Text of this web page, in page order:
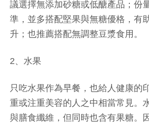
議選擇無添加砂糖或低醣產品；份
準，並多搭配堅果與無糖優格，有
升；也推薦搭配無調整豆漿食用。
2、水果
只吃水果作為早餐，也給人健康的
重或注重美容的人之中相當常見。
與膳食纖維，但同時也含有果糖。